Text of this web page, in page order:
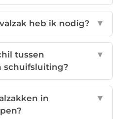
heb ik nodig? ▼
tussen
schuifsluiting?
▼
in
▼